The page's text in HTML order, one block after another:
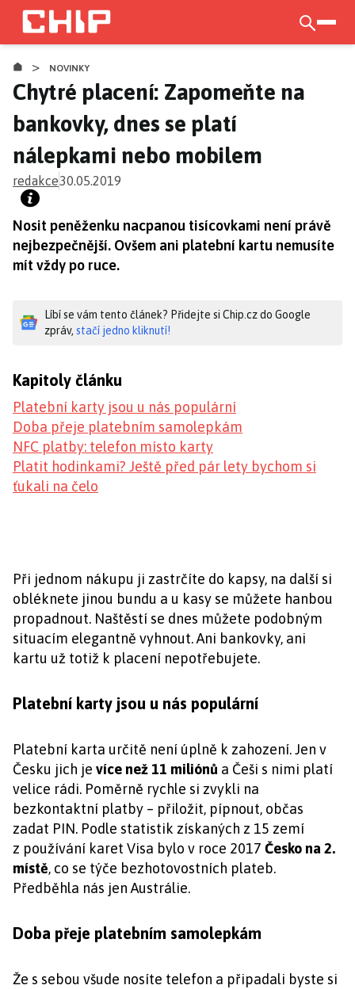
Přejít
hlavnímu
obsahu
> NOVINKY
Chytré placení: Zapomeňte na
bankovky, dnes se platí
nálepkami nebo mobilem
redakce30.05.2019
Nosit peněženku nacpanou tisícovkami není právě
nejbezpečnější. Ovšem ani platební kartu nemusíte
mít vždy po ruce.
Líbí se vám tento článek? Přidejte si Chip.cz do Google
zpráv, stačí jedno kliknutí!
Kapitoly článku
Platební karty jsou u nás populární
Doba přeje platebním samolepkám
NFC platby: telefon místo karty
Platit hodinkami? Ještě před pár lety bychom si
ťukali na čelo
Při jednom nákupu ji zastrčíte do kapsy, na další si
obléknete jinou bundu a u kasy se můžete hanbou
propadnout. Naštěstí se dnes můžete podobným
situacím elegantně vyhnout. Ani bankovky, ani
kartu už totiž k placení nepotřebujete.
Platební karty jsou u nás populární
Platební karta určitě není úplně k zahození. Jen v
Česku jich je více než 11 miliónů a Češi s nimi platí
velice rádi. Poměrně rychle si zvykli na
bezkontaktní platby – přiložit, pípnout, občas
zadat PIN. Podle statistik získaných z 15 zemí
z používání karet Visa bylo v roce 2017 Česko na 2.
místě, co se týče bezhotovostních plateb.
Předběhla nás jen Austrálie.
Doba přeje platebním samolepkám
Že s sebou všude nosíte telefon a připadali byste si